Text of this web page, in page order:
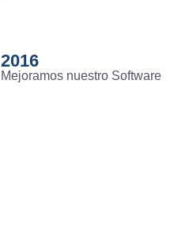
2016
Mejoramos nuestro Software